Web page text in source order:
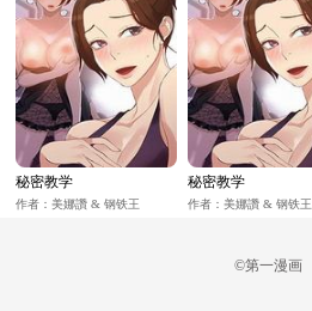
秘密教学
作者：美娜讚 & 钢铁王
秘密教学
作者：美娜讚 & 钢铁王
©第一漫画